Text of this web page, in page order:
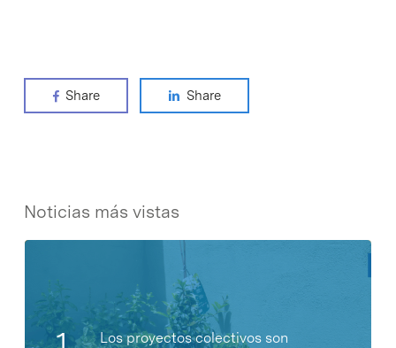
Share Share
Noticias más vistas
Los proyectos colectivos son